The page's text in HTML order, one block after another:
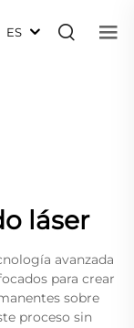
ES
láser
avanzada
para crear
sobre
proceso sin